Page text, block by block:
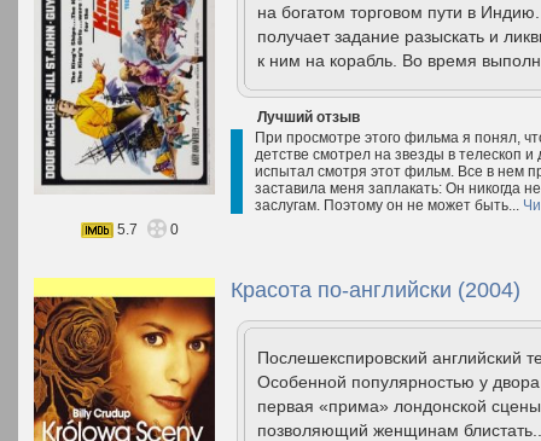
на богатом торговом пути в
получает задание разыскать и
к ним на корабль. Во время
Лучший отзыв
При просмотре этого фильма я понял,
детстве смотрел на звезды в телескоп и
испытал смотря этот фильм. Все в нем
заставила меня заплакать: Он никогда
заслугам. Поэтому он не может быть...
5.7
0
Красота по-английски (2004)
Послешекспировский английский
Особенной популярностью у
первая «прима» лондонской
позволяющий женщинам